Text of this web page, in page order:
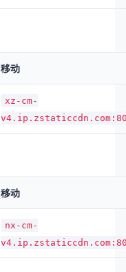
移动
xz-cm-
移动
nx-cm-